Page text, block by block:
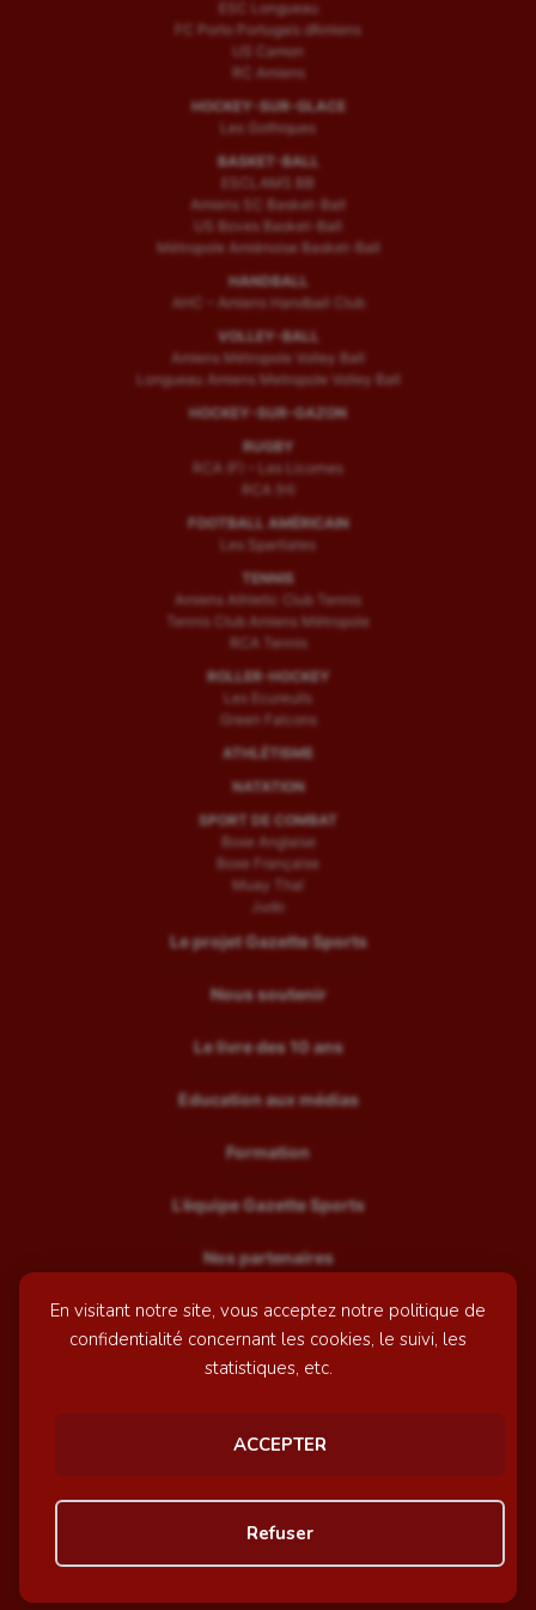
En visitant notre site, vous acceptez notre politique de
confidentialité concernant les cookies, le suivi, les
statistiques, etc.
ACCEPTER
Refuser
ESC Longueau
FC Porto Portugais d’Amiens
US Camon
RC Amiens
HOCKEY-SUR-GLACE
Les Gothiques
BASKET-BALL
ESCLAMS BB
Amiens SC Basket-Ball
US Boves Basket-Ball
Métropole Amiénoise Basket-Ball
HANDBALL
AHC – Amiens Handball Club
VOLLEY-BALL
Amiens Métropole Volley Ball
Longueau Amiens Metropole Volley Ball
HOCKEY-SUR-GAZON
RUGBY
RCA (F) – Les Licornes
RCA (H)
FOOTBALL AMÉRICAIN
Les Spartiates
TENNIS
Amiens Athletic Club Tennis
Tennis Club Amiens Métropole
RCA Tennis
ROLLER-HOCKEY
Les Ecureuils
Green Falcons
ATHLÉTISME
NATATION
SPORT DE COMBAT
Boxe Anglaise
Boxe Française
Muay Thaï
Judo
Le projet Gazette Sports
Nous soutenir
Le livre des 10 ans
Education aux médias
Formation
L’équipe Gazette Sports
Nos partenaires
Recrutement
Mentions légales
© GazetteSports - 2026 | Site internet réalisé par
Awelty